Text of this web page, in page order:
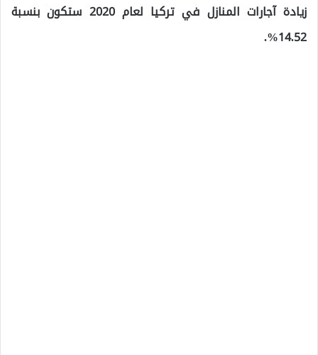
زيادة آجارات المنازل في تركيا لعام 2020 ستكون بنسبة
14.52%.